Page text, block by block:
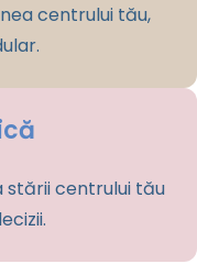
centrului tău,
stării centrului tău